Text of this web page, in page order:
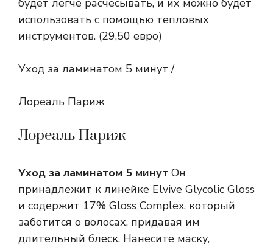
будет легче расчесывать, и их можно будет
использовать с помощью тепловых
инструментов. (29,50 евро)
Уход за ламинатом 5 минут /
Лореаль Париж
Лореаль Париж
Уход за ламинатом 5 минут Он
принадлежит к линейке Elvive Glycolic Gloss
и содержит 17% Gloss Complex, который
заботится о волосах, придавая им
длительный блеск. Нанесите маску,